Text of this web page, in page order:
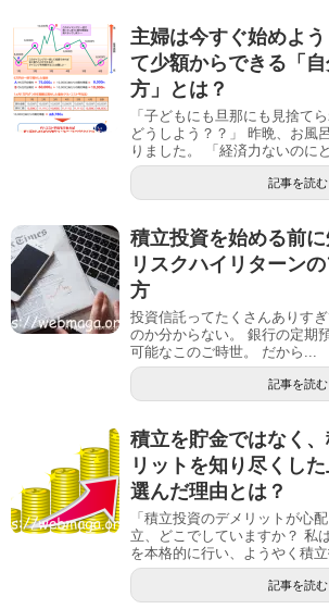
主婦は今すぐ始めよ
て少額からできる「
方」とは？
「子どもにも旦那にも見捨て
どうしよう？？」 昨晩、お風
りました。 「経済力ないのに
記事を読む
積立投資を始める前
リスクハイリターン
方
投資信託ってたくさんありす
のか分からない。 銀行の定期
可能なこのご時世。 だから...
記事を読む
積立を貯金ではなく
リットを知り尽くし
選んだ理由とは？
「積立投資のデメリットが心
立、どこでしていますか？ 私
を本格的に行い、ようやく積立
記事を読む